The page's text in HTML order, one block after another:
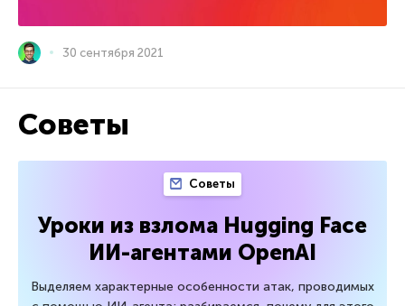
30 сентября 2021
Советы
Советы
Уроки из взлома Hugging Face
ИИ-агентами OpenAI
Выделяем характерные особенности атак, проводимых